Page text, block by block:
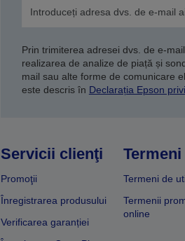
Prin trimiterea adresei dvs. de e-
realizarea de analize de piață și
mail sau alte forme de comunicare
este descris în Declarația Epson
Servicii clienţi
Promoţii
Înregistrarea produsului
Verificarea garanției
Termeni
Termeni de
Termenii
online